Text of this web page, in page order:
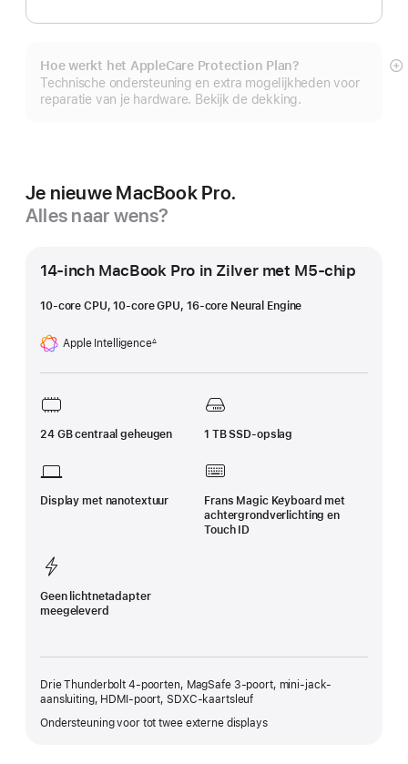
Hoe werkt het AppleCare Protection Plan?
Technische ondersteuning en extra mogelijkheden voor
reparatie van je hardware. Bekijk de dekking.
Je nieuwe MacBook Pro.
Alles naar wens?
14-inch MacBook Pro in Zilver met M5‑chip
10‑core CPU, 10-core GPU, 16‑core Neural Engine
Apple Intelligence
Voetnoot
∆
24 GB centraal geheugen 1 TB SSD-opslag
Display met nanotextuur
Frans Magic Keyboard met
achtergrond­verlichting en
Touch ID
Geen lichtnetadapter
meegeleverd
Drie Thunderbolt 4-poorten, MagSafe 3-poort, mini‑jack-
aansluiting, HDMI-poort, SDXC-kaartsleuf
Ondersteuning voor tot twee externe displays